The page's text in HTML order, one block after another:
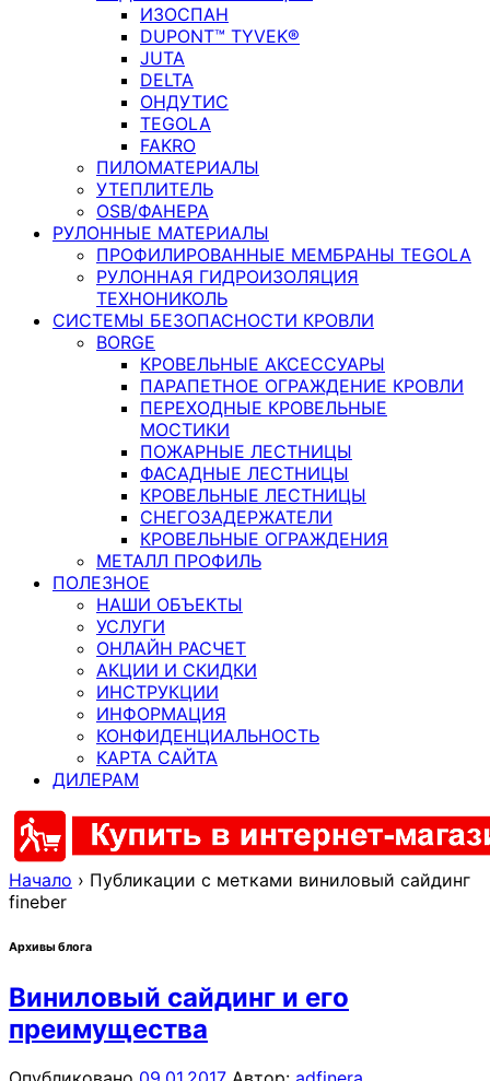
ИЗОСПАН
DUPONT™ TYVEK®
JUTA
DELTA
ОНДУТИС
TEGOLA
FAKRO
ПИЛОМАТЕРИАЛЫ
УТЕПЛИТЕЛЬ
OSB/ФАНЕРА
РУЛОННЫЕ МАТЕРИАЛЫ
ПРОФИЛИРОВАННЫЕ МЕМБРАНЫ TEGOLA
РУЛОННАЯ ГИДРОИЗОЛЯЦИЯ
ТЕХНОНИКОЛЬ
СИСТЕМЫ БЕЗОПАСНОСТИ КРОВЛИ
BORGE
КРОВЕЛЬНЫЕ АКСЕССУАРЫ
ПАРАПЕТНОЕ ОГРАЖДЕНИЕ КРОВЛИ
ПЕРЕХОДНЫЕ КРОВЕЛЬНЫЕ
МОСТИКИ
ПОЖАРНЫЕ ЛЕСТНИЦЫ
ФАСАДНЫЕ ЛЕСТНИЦЫ
КРОВЕЛЬНЫЕ ЛЕСТНИЦЫ
СНЕГОЗАДЕРЖАТЕЛИ
КРОВЕЛЬНЫЕ ОГРАЖДЕНИЯ
МЕТАЛЛ ПРОФИЛЬ
ПОЛЕЗНОЕ
НАШИ ОБЪЕКТЫ
УСЛУГИ
ОНЛАЙН РАСЧЕТ
АКЦИИ И СКИДКИ
ИНСТРУКЦИИ
ИНФОРМАЦИЯ
КОНФИДЕНЦИАЛЬНОСТЬ
КАРТА САЙТА
ДИЛЕРАМ
Начало › Публикации с метками виниловый сайдинг
fineber
Архивы блога
Виниловый сайдинг и его
преимущества